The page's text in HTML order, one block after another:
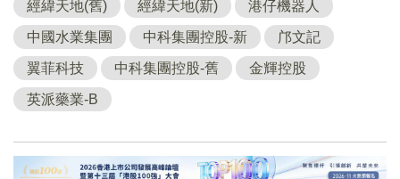
經緯天地(舊) 經緯天地(新) 港仔機器人
中國水業集團 中科集團控股-新 邝文記
翼菲科技 中科集團控股-舊 金輝控股
英派藥業-B